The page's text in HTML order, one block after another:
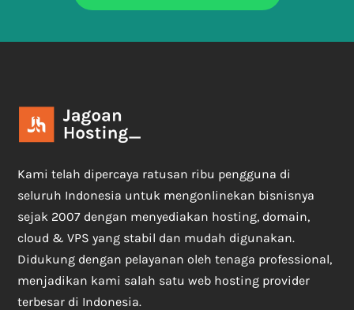
Kami telah dipercaya ratusan ribu pengguna di
seluruh Indonesia untuk mengonlinekan bisnisnya
sejak 2007 dengan menyediakan hosting, domain,
cloud & VPS yang stabil dan mudah digunakan.
Didukung dengan pelayanan oleh tenaga professional,
menjadikan kami salah satu web hosting provider
terbesar di Indonesia.